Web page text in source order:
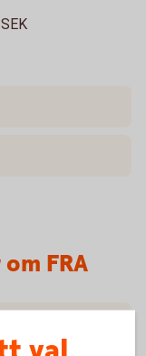
FRA